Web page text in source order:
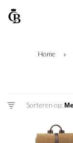
Home
Sorteren op: